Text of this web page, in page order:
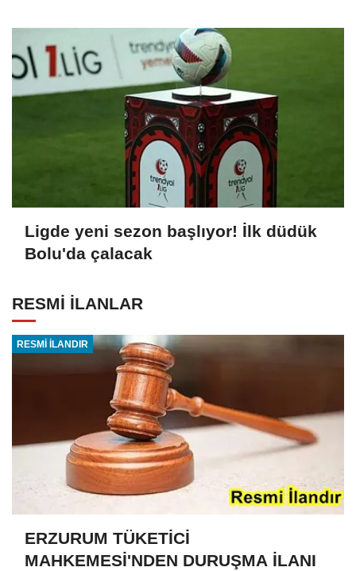
Ligde yeni sezon başlıyor! İlk düdük
Bolu'da çalacak
RESMİ İLANLAR
RESMİ İLANDIR
ERZURUM TÜKETİCİ
MAHKEMESİ'NDEN DURUŞMA İLANI